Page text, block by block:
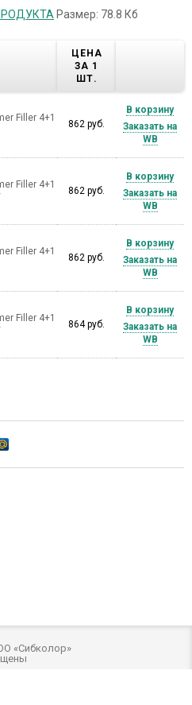
Размер: 78.8 Кб
ЦЕНА
ЗА 1
ШТ.
Filler 4+1
862 руб.
В корзину
Заказать на
WB
Filler 4+1
862 руб.
В корзину
Заказать на
WB
Filler 4+1
862 руб.
В корзину
Заказать на
WB
Filler 4+1
864 руб.
В корзину
Заказать на
WB
«Сибколор»